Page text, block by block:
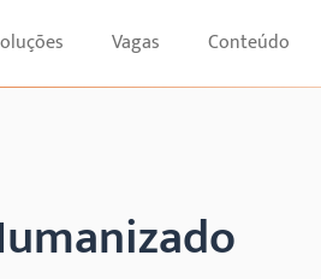
Vagas Conteúdo